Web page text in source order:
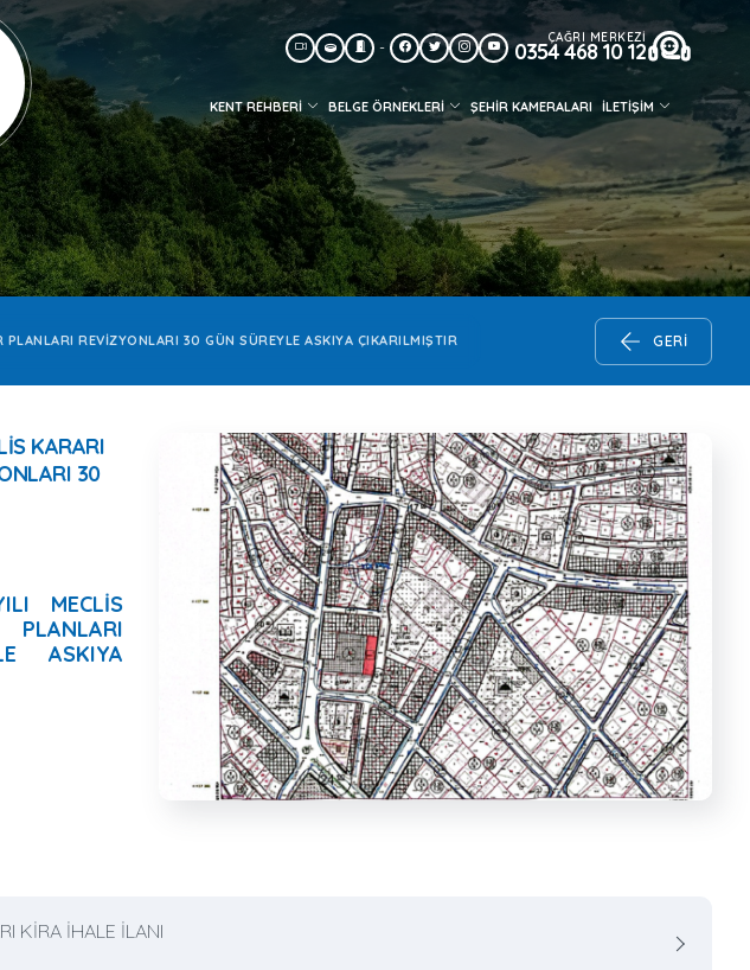
-
ÇAĞRI MERKEZİ
0354 468 10 12
KENT REHBERİ BELGE ÖRNEKLERİ ŞEHIR KAMERALARI İLETİŞİM
REVİZYONLARI 30 GÜN SÜREYLE ASKIYA ÇIKARILMIŞTIR GERI
KARARI
30
MECLİS
ASKIYA
KİRA İHALE İLANI